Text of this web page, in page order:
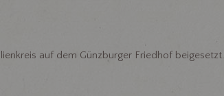
auf dem Günzburger Friedhof beigesetzt.